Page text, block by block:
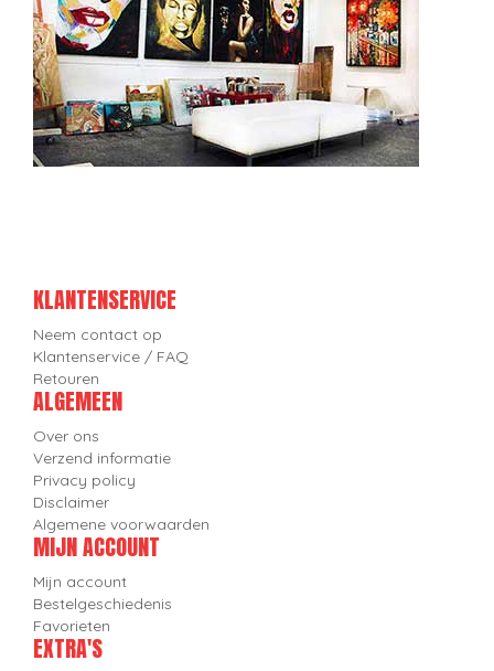
KLANTENSERVICE
Neem contact op
Klantenservice / FAQ
Retouren
ALGEMEEN
Over ons
Verzend informatie
Privacy policy
Disclaimer
Algemene voorwaarden
MIJN ACCOUNT
Mijn account
Bestelgeschiedenis
Favorieten
EXTRA'S